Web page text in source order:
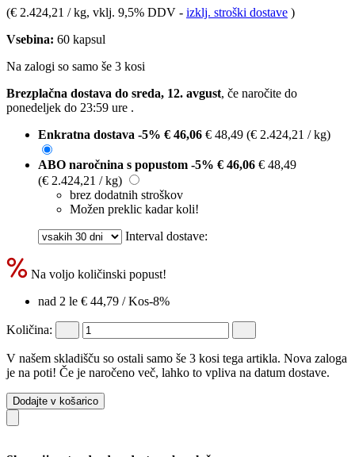
(€ 2.424,21 / kg, vklj. 9,5% DDV - izklj. stroški dostave )
Vsebina: 60 kapsul
Na zalogi so samo še 3 kosi
Brezplačna dostava do sreda, 12. avgust, če naročite do
ponedeljek do 23:59 ure .
Enkratna dostava -5% € 46,06 € 48,49 (€ 2.424,21 / kg)
ABO naročnina s popustom -5% € 46,06 € 48,49
(€ 2.424,21 / kg)
brez dodatnih stroškov
Možen preklic kadar koli!
Interval dostave:
Na voljo količinski popust!
nad 2 le € 44,79 / Kos-8%
Količina:
V našem skladišču so ostali samo še 3 kosi tega artikla. Nova zaloga
je na poti! Če je naročeno več, lahko to vpliva na datum dostave.
Dodajte v košarico